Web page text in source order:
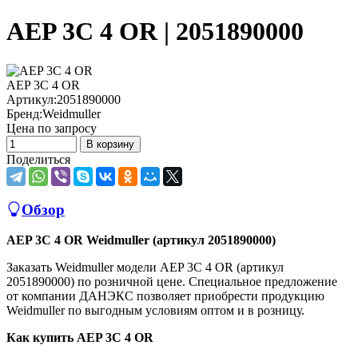
AEP 3C 4 OR | 2051890000
AEP 3C 4 OR
Артикул:2051890000
Бренд:Weidmuller
Цена по запросу
В корзину
Поделиться
Обзор
AEP 3C 4 OR Weidmuller (артикул 2051890000)
Заказать Weidmuller модели AEP 3C 4 OR (артикул
2051890000) по розничной цене. Специальное предложение
от компании ДАНЭКС позволяет приобрести продукцию
Weidmuller по выгодным условиям оптом и в розницу.
Как купить AEP 3C 4 OR